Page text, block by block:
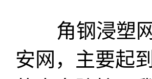
角钢浸塑网
安网，主要起